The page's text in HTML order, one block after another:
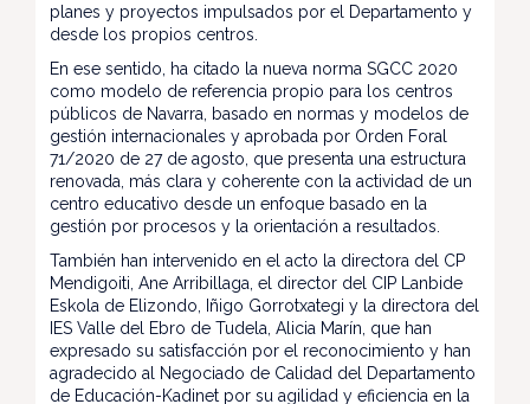
planes y proyectos impulsados por el Departamento y
desde los propios centros.
En ese sentido, ha citado la nueva norma SGCC 2020
como modelo de referencia propio para los centros
públicos de Navarra, basado en normas y modelos de
gestión internacionales y aprobada por Orden Foral
71/2020 de 27 de agosto, que presenta una estructura
renovada, más clara y coherente con la actividad de un
centro educativo desde un enfoque basado en la
gestión por procesos y la orientación a resultados.
También han intervenido en el acto la directora del CP
Mendigoiti, Ane Arribillaga, el director del CIP Lanbide
Eskola de Elizondo, Iñigo Gorrotxategi y la directora del
IES Valle del Ebro de Tudela, Alicia Marín, que han
expresado su satisfacción por el reconocimiento y han
agradecido al Negociado de Calidad del Departamento
de Educación-Kadinet por su agilidad y eficiencia en la